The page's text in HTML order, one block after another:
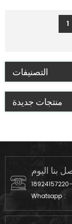
1
التصنيفات
منتجات جديدة
بنا اليوم
Whatsapp :